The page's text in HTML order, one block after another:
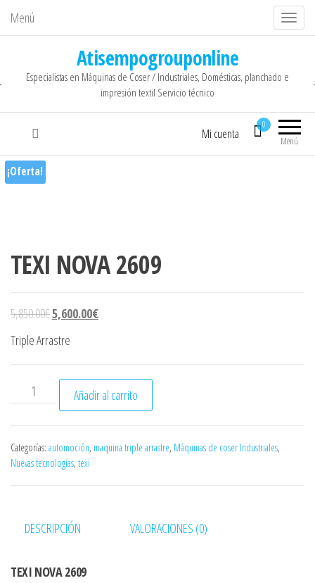
Menú
C
a
a
r
n
Atisempogrouponline
Especialistas en Máquinas de Coser / Industriales, Domésticas, planchado e
impresión textil Servicio técnico
Menú
0
Mi cuenta
¡Oferta!
TEXI NOVA 2609
5,850.00€El precio original era: 5,850.00€.
5,600.00€El precio actual es: 5,600.00€.
Triple Arrastre
TEXI NOVA 2609 cantidad
Añadir al carrito
Categorías: automoción, maquina triple arrastre, Máquinas de coser Industriales,
Nuevas tecnologías, texi
DESCRIPCIÓN VALORACIONES (0)
TEXI NOVA 2609